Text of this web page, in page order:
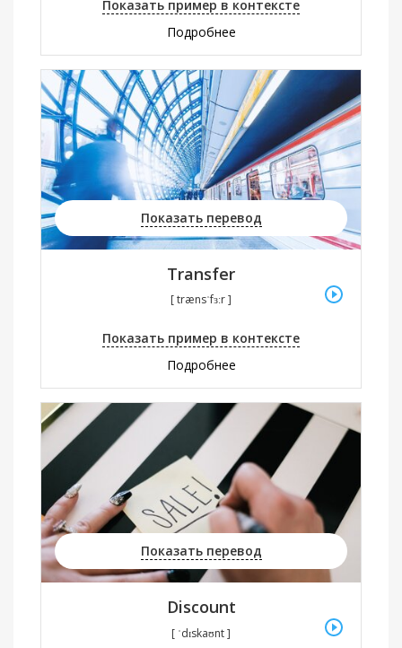
Показать пример в контексте
Подробнее
Показать перевод
Transfer
[ trænsˈfɜːr ]
Показать пример в контексте
Подробнее
Показать перевод
Discount
[ ˈdɪskaʊnt ]